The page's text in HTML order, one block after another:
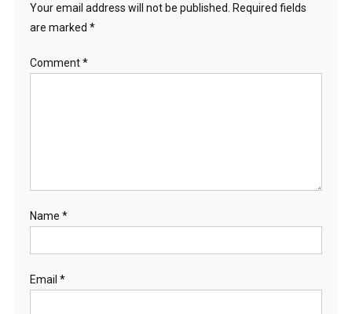
Your email address will not be published.
Required fields
are marked *
Comment*
Name *
Email *